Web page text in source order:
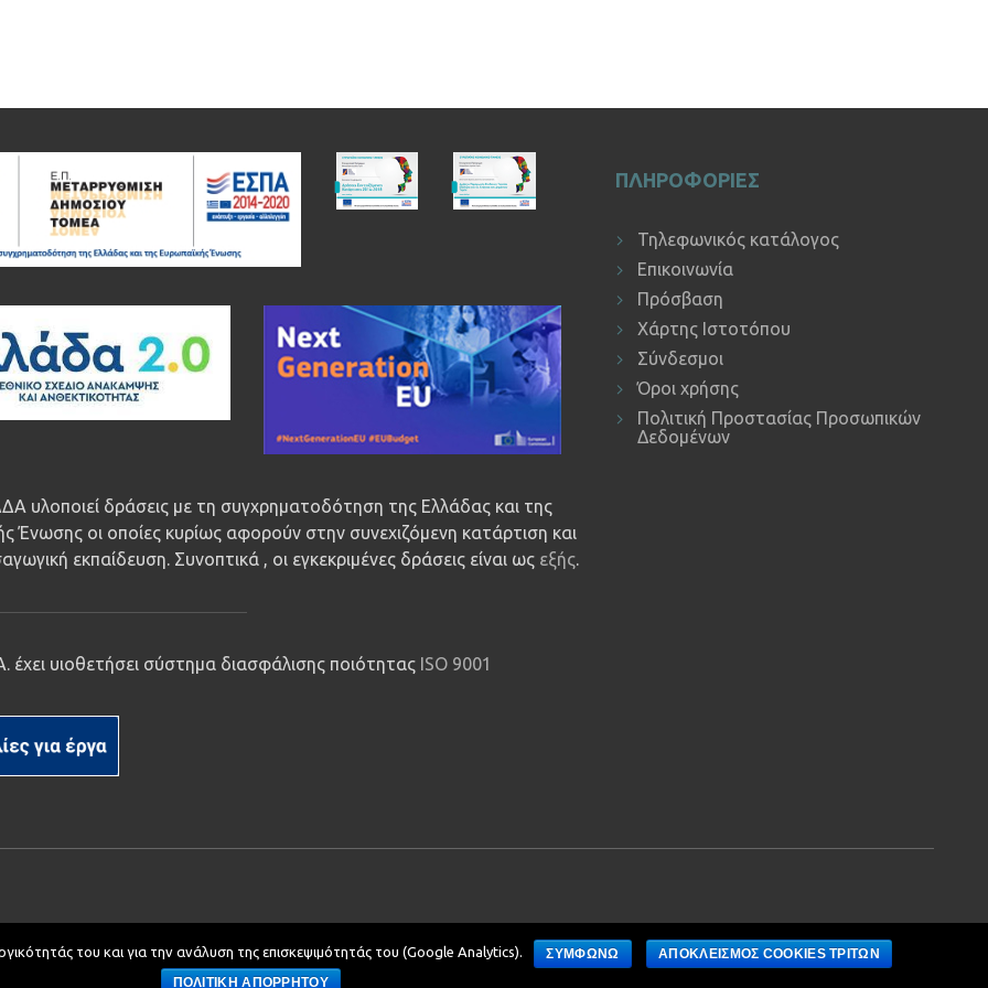
υλοποιεί δράσεις με τη συγχρηματοδότηση της Ελλάδας και της
Ένωσης οι οποίες κυρίως αφορούν στην συνεχιζόμενη κατάρτιση και
εκπαίδευση. Συνοπτικά , οι εγκεκριμένες δράσεις είναι ως εξής.
έχει υιοθετήσει σύστημα διασφάλισης ποιότητας ISO 9001
ΠΛΗΡΟΦΟΡΙΕΣ
Τηλεφωνικός κατάλογος
Επικοινωνία
Πρόσβαση
Χάρτης Ιστοτόπου
Σύνδεσμοι
Όροι χρήσης
Πολιτική Προστασίας Προσωπικών
Δεδομένων
Πληροφορικής.
Development by
του και για την ανάλυση της επισκεψιμότητάς του (Google Analytics). ΣΥΜΦΩΝΩ
ΑΠΟΚΛΕΙΣΜΟΣ COOKIES ΤΡΙΤΩΝ
ΠΟΛΙΤΙΚΗ ΑΠΟΡΡΗΤΟΥ